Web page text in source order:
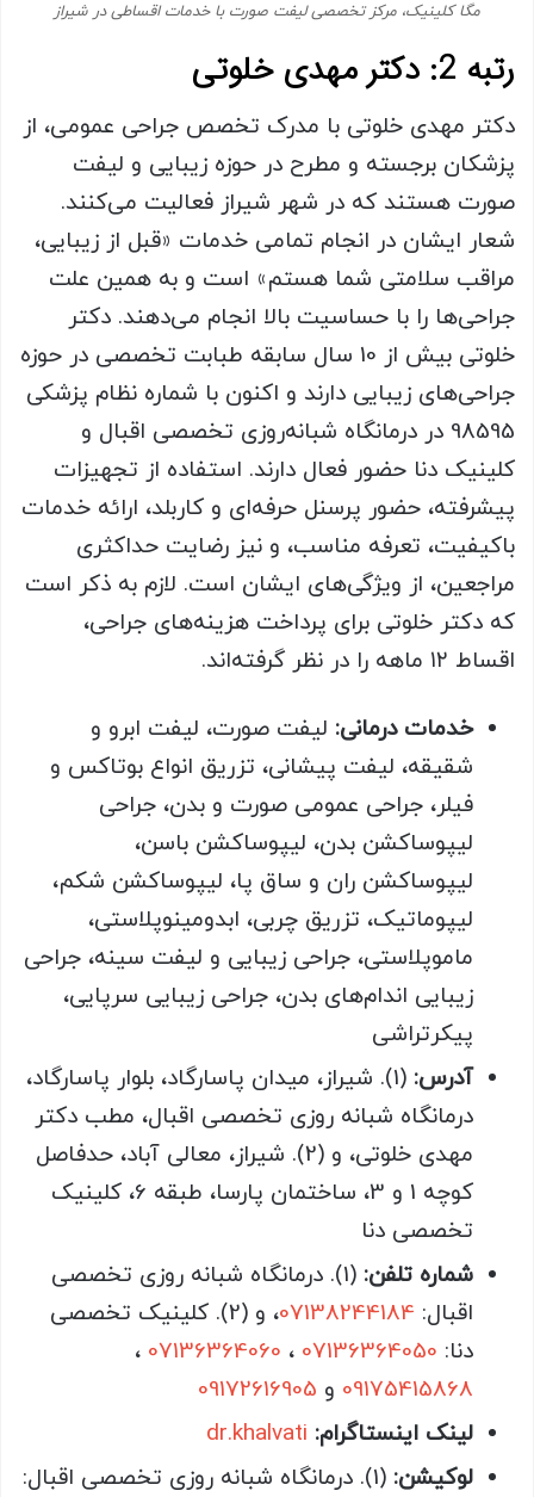
مگا کلینیک، مرکز تخصصی لیفت صورت با خدمات اقساطی در شیراز
رتبه 2: دکتر مهدی خلوتی
دکتر مهدی خلوتی با مدرک تخصص جراحی عمومی، از
پزشکان برجسته و مطرح در حوزه زیبایی و لیفت
صورت هستند که در شهر شیراز فعالیت می‌کنند.
شعار ایشان در انجام تمامی خدمات «قبل از زیبایی،
مراقب سلامتی شما هستم» است و به همین علت
جراحی‌ها را با حساسیت بالا انجام می‌دهند. دکتر
خلوتی بیش از 10 سال سابقه طبابت تخصصی در حوزه
جراحی‌های زیبایی دارند و اکنون با شماره نظام پزشکی
98595 در درمانگاه شبانه‌روزی تخصصی اقبال و
کلینیک دنا حضور فعال دارند. استفاده از تجهیزات
پیشرفته، حضور پرسنل حرفه‌ای و کاربلد، ارائه خدمات
باکیفیت، تعرفه مناسب، و نیز رضایت حداکثری
مراجعین، از ویژگی‌های ایشان است. لازم به ذکر است
که دکتر خلوتی برای پرداخت هزینه‌های جراحی،
اقساط ۱۲ ماهه را در نظر گرفته‌اند.
خدمات درمانی: لیفت صورت، لیفت ابرو و
شقیقه، لیفت پیشانی، تزریق انواع بوتاکس و
فیلر، جراحی عمومی صورت و بدن، جراحی
لیپوساکشن بدن، لیپوساکشن باسن،
لیپوساکشن ران و ساق پا، لیپوساکشن شکم،
لیپوماتیک، تزریق چربی، ابدومینوپلاستی،
ماموپلاستی، جراحی زیبایی و لیفت سینه، جراحی
زیبایی اندام‌های بدن، جراحی زیبایی سرپایی،
پیکرتراشی
آدرس:
(1). شیراز، میدان پاسارگاد، بلوار پاسارگاد،
درمانگاه شبانه روزی تخصصی اقبال، مطب دکتر
مهدی خلوتی، و (2). شیراز، معالی آباد، حدفاصل
کوچه 1 و 3، ساختمان پارسا، طبقه 6، کلینیک
تخصصی دنا
شماره تلفن:
(1). درمانگاه شبانه روزی تخصصی
اقبال:
، و (2). کلینیک تخصصی
دنا:
،
،
09175415868 و
لینک اینستاگرام: dr.khalvati
لوکیشن: (1). درمانگاه شبانه روزی تخصصی اقبال: